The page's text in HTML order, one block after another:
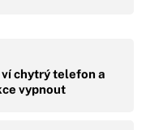
ví chytrý telefon a
vypnout